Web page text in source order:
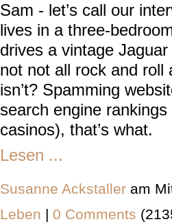
Sam - let’s call our
lives in a three-
drives a vintage
not not all rock and roll
isn’t? Spamming
search engine
casinos), that’s what.
Lesen ...
Susanne Ackstaller am
Leben | 0 Comments